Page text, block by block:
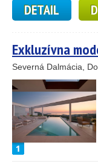
26
25
45
DETAIL
Exkluzívna
more –
Severná Dalmácia,